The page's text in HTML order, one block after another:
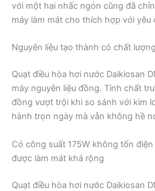
với một hai nhấc ngón cũng đã
máy làm mát cho thích hợp với yêu
Nguyên liệu tạo thành có chất
Quạt điều hòa hơi nước Daikiosan
máy nguyên liệu đồng. Tính chất
đồng vượt trội khi so sánh với kim
hành trọn ngày mà vẫn không hề
Có công suất 175W không tốn
được làm mát khá rộng
Quạt điều hòa hơi nước Daikiosan